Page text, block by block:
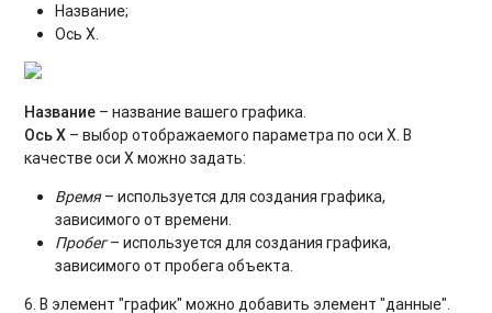
Название;
Ось Х.
Название – название вашего графика.
Ось Х – выбор отображаемого параметра по оси Х. В
качестве оси Х можно задать:
Время– используется для создания графика,
зависимого от времени.
Пробег– используется для создания графика,
зависимого от пробега объекта.
6. В элемент "график" можно добавить элемент "данные".